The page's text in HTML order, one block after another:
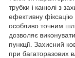
трубки і канюлі з
ефективну фіксацію
особливо точним
дозволяє
пункції. Захисний
при багаторазових